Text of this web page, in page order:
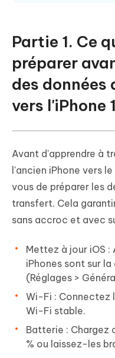
Partie 1. Ce
préparer
des données
vers l'iPhone
Avant d'apprendre à
l'ancien iPhone vers
vous de préparer les
transfert. Cela
sans accroc et avec
Mettez à jour iOS :
iPhones sont sur
(Réglages >
Wi-Fi : Connectez
Wi-Fi stable.
Batterie : Chargez
% ou laissez-les